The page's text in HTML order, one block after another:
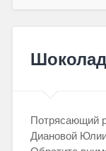
Потрясающий
Диановой